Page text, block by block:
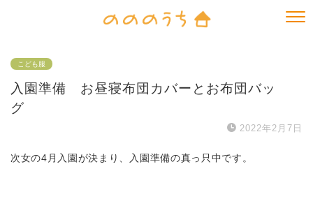
こども服
入園準備 お昼寝布団カバーとお布団バッ
グ
2022年2月7日
次女の4月入園が決まり、入園準備の真っ只中です。